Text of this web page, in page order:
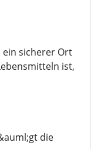
ein sicherer Ort
ist,
die